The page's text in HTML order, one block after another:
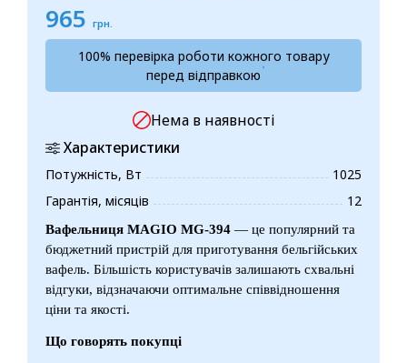
965 грн.
100% перевірка роботи кожного товару
перед відправкою
Нема в наявності
Характеристики
Потужність, Вт
1025
Гарантія, місяців
12
Вафельниця MAGIO MG-394 — це популярний та
бюджетний пристрій для приготування бельгійських
вафель. Більшість користувачів залишають схвальні
відгуки, відзначаючи оптимальне співвідношення
ціни та якості.
Що говорять покупці